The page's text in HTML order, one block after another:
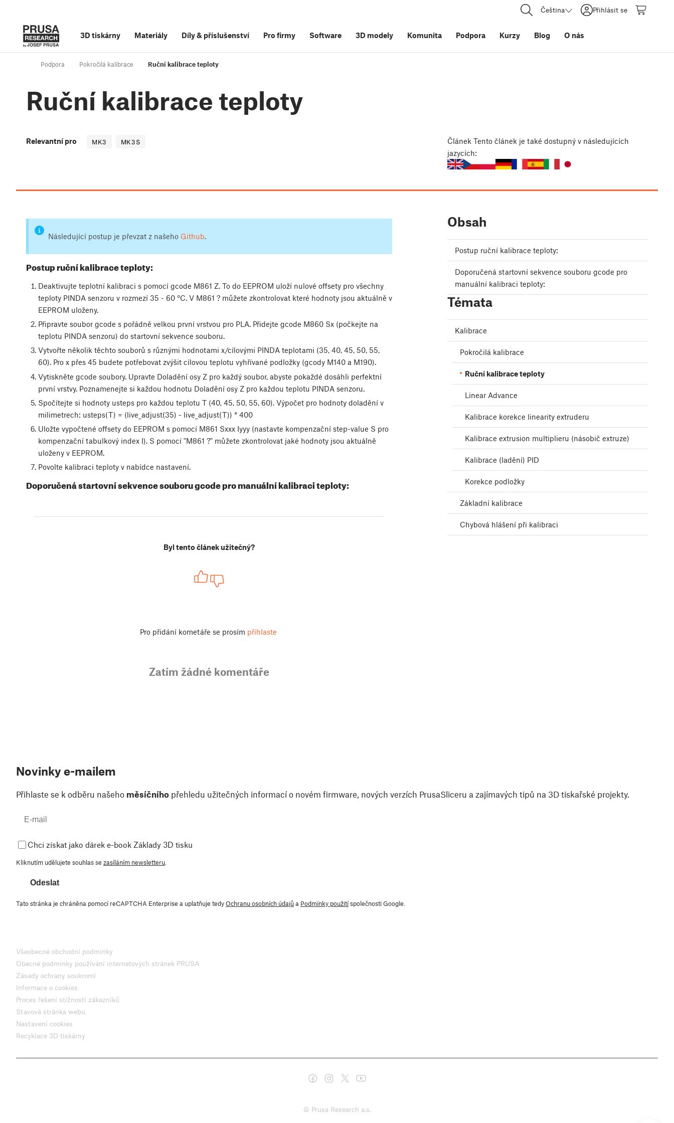
Čeština Přihlásit se
3D tiskárny Materiály Díly& příslušenství Pro firmy Software 3D modely Komunita Podpora Kurzy Blog O nás
Podpora Pokročilá kalibrace Ruční kalibrace teploty
Ruční kalibrace teploty
Relevantní pro MK3 MK3S Článek Tento článek je také dostupný v následujících
jazycích:
Následující postup je převzat z našeho Github.
Postup ruční kalibrace teploty:
Deaktivujte teplotní kalibraci s pomocí gcode M861 Z. To do EEPROM uloží nulové offsety pro všechny
teploty PINDA senzoru v rozmezí 35 - 60 °C. V M861 ? můžete zkontrolovat které hodnoty jsou aktuálně v
EEPROM uloženy.
Připravte soubor gcode s pořádně velkou první vrstvou pro PLA. Přidejte gcode M860 Sx (počkejte na
teplotu PINDA senzoru) do startovní sekvence souboru.
Vytvořte několik těchto souborů s různými hodnotami x/cílovými PINDA teplotami (35, 40, 45, 50, 55,
60). Pro x přes 45 budete potřebovat zvýšit cílovou teplotu vyhřívané podložky (gcody M140 a M190).
Vytiskněte gcode soubory. Upravte Doladění osy Z pro každý soubor, abyste pokaždé dosáhli perfektní
první vrstvy. Poznamenejte si každou hodnotu Doladění osy Z pro každou teplotu PINDA senzoru.
Spočítejte si hodnoty usteps pro každou teplotu T (40, 45, 50, 55, 60). Výpočet pro hodnoty doladění v
milimetrech: usteps(T) = (live_adjust(35) - live_adjust(T)) * 400
Uložte vypočtené offsety do EEPROM s pomocí M861 Sxxx Iyyy (nastavte kompenzační step-value S pro
kompenzační tabulkový index I). S pomocí "M861 ?" můžete zkontrolovat jaké hodnoty jsou aktuálně
uloženy v EEPROM.
Povolte kalibraci teploty v nabídce nastavení.
Doporučená startovní sekvence souboru gcode pro manuální kalibraci teploty:
Byl tento článek užitečný?
Pro přidání kometáře se prosím přihlaste
Zatím žádné komentáře
Obsah
Postup ruční kalibrace teploty:
Doporučená startovní sekvence souboru gcode pro
manuální kalibraci teploty:
Témata
Kalibrace
Pokročilá kalibrace
Ruční kalibrace teploty
Linear Advance
Kalibrace korekce linearity extruderu
Kalibrace extrusion multiplieru (násobič extruze)
Kalibrace (ladění) PID
Korekce podložky
Základní kalibrace
Chybová hlášení při kalibraci
Novinky e-mailem
Přihlaste se k odběru našeho měsíčního přehledu užitečných informací o novém firmware, nových verzích PrusaSliceru a zajímavých tipů na 3D tiskařské projekty.
Chci získat jako dárek e-book Základy 3D tisku
Kliknutím udělujete souhlas se zasíláním newsletteru
Odeslat
Tato stránka je chráněna pomocí reCAPTCHA Enterprise a uplatňuje tedyOchranu osobních údajůa Podmínky použitíspolečnosti Google.
Všeobecné obchodní podmínky
Obecné podmínky používání internetových stránek PRUSA
Zásady ochrany soukromí
Informace o cookies
Proces řešení stížností zákazníků
Stavová stránka webu
Nastavení cookies
Recyklace 3D tiskárny
© Prusa Research a.s.